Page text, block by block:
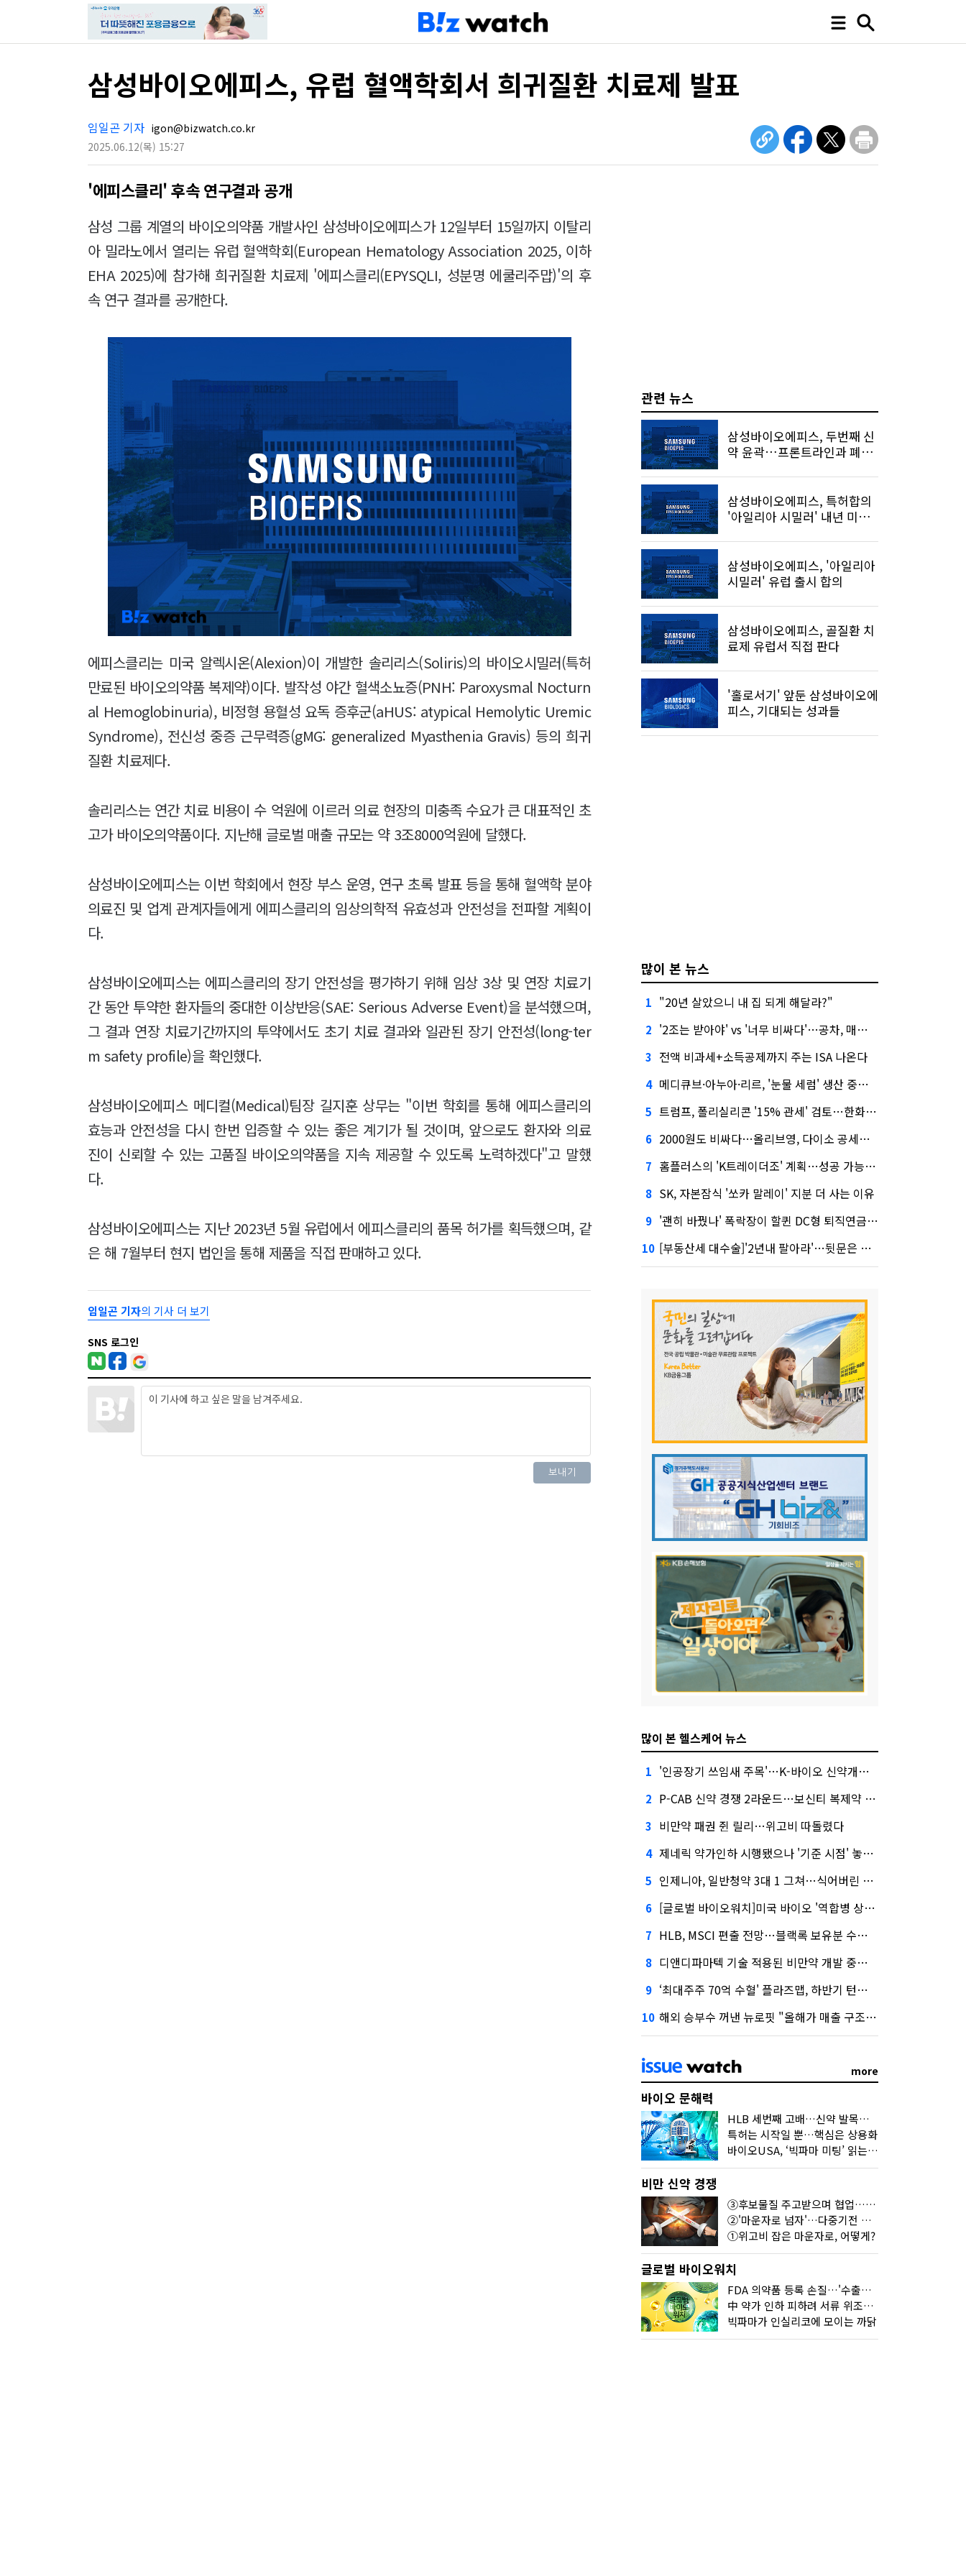
삼성바이오에피스, 유럽 혈액학회서 희귀질환 치료제 발표
임일곤 기자 igon@bizwatch.co.kr
2025.06.12(목) 15:27
'에피스클리' 후속 연구결과 공개
삼성 그룹 계열의 바이오의약품 개발사인 삼성바이오에피스가 12일부터 15일까지 이탈리
아 밀라노에서 열리는 유럽 혈액학회(European Hematology Association 2025, 이하
EHA 2025)에 참가해 희귀질환 치료제 '에피스클리(EPYSQLI, 성분명 에쿨리주맙)'의 후
속 연구 결과를 공개한다.
에피스클리는 미국 알렉시온(Alexion)이 개발한 솔리리스(Soliris)의 바이오시밀러(특허
만료된 바이오의약품 복제약)이다. 발작성 야간 혈색소뇨증(PNH: Paroxysmal Nocturn
al Hemoglobinuria), 비정형 용혈성 요독 증후군(aHUS: atypical Hemolytic Uremic
Syndrome), 전신성 중증 근무력증(gMG: generalized Myasthenia Gravis) 등의 희귀
질환 치료제다.
솔리리스는 연간 치료 비용이 수 억원에 이르러 의료 현장의 미충족 수요가 큰 대표적인 초
고가 바이오의약품이다. 지난해 글로벌 매출 규모는 약 3조8000억원에 달했다.
삼성바이오에피스는 이번 학회에서 현장 부스 운영, 연구 초록 발표 등을 통해 혈액학 분야
의료진 및 업계 관계자들에게 에피스클리의 임상의학적 유효성과 안전성을 전파할 계획이
다.
삼성바이오에피스는 에피스클리의 장기 안전성을 평가하기 위해 임상 3상 및 연장 치료기
간 동안 투약한 환자들의 중대한 이상반응(SAE: Serious Adverse Event)을 분석했으며,
그 결과 연장 치료기간까지의 투약에서도 초기 치료 결과와 일관된 장기 안전성(long-ter
m safety profile)을 확인했다.
삼성바이오에피스 메디컬(Medical)팀장 길지훈 상무는 "이번 학회를 통해 에피스클리의
효능과 안전성을 다시 한번 입증할 수 있는 좋은 계기가 될 것이며, 앞으로도 환자와 의료
진이 신뢰할 수 있는 고품질 바이오의약품을 지속 제공할 수 있도록 노력하겠다"고 말했
다.
삼성바이오에피스는 지난 2023년 5월 유럽에서 에피스클리의 품목 허가를 획득했으며, 같
은 해 7월부터 현지 법인을 통해 제품을 직접 판매하고 있다.
임일곤 기자의 기사 더 보기
SNS 로그인
관련 뉴스
삼성바이오에피스, 두번째 신
약 윤곽…프론트라인과 폐암
삼성바이오에피스, 특허합의
'아일리아 시밀러' 내년 미국
삼성바이오에피스, '아일리아
시밀러' 유럽 출시 합의
삼성바이오에피스, 골질환 치
료제 유럽서 직접 판다
'홀로서기' 앞둔 삼성바이오에
피스, 기대되는 성과들
많이 본 뉴스
1 "20년 살았으니 내 집 되게 해달라?"
2 '2조는 받아야' vs '너무 비싸다'…공차, 매각 성공할까
3 전액 비과세+소득공제까지 주는 ISA 나온다
4 메디큐브·아누아·리르, '눈물 세럼' 생산 중단한다
5 트럼프, 폴리실리콘 '15% 관세' 검토…한화큐셀·OCI 영향은?
6 2000원도 비싸다…올리브영, 다이소 공세에 '가성비'로 맞불
7 홈플러스의 'K트레이더조' 계획…성공 가능성은 '글쎄'
8 SK, 자본잠식 '쏘카 말레이' 지분 더 사는 이유
9 '괜히 바꿨나' 폭락장이 할퀸 DC형 퇴직연금…전문가 조언은
10 [부동산세 대수술]'2년내 팔아라'…뒷문은 열었다
많이 본 헬스케어 뉴스
1 '인공장기 쓰임새 주목'…K-바이오 신약개발 경쟁 후끈
2 P-CAB 신약 경쟁 2라운드…보신티 복제약 쏟아진다
3 비만약 패권 쥔 릴리…위고비 따돌렸다
4 제네릭 약가인하 시행됐으나 '기준 시점' 놓고 뿔난 업계
5 인제니아, 일반청약 3대 1 그쳐…식어버린 바이오 IPO
6 [글로벌 바이오워치]미국 바이오 '역합병 상장' 뜬다
7 HLB, MSCI 편출 전망…블랙록 보유분 수급 영향 주목
8 디앤디파마텍 기술 적용된 비만약 개발 중단…"기술력 문제 아냐"
9 ‘최대주주 70억 수혈' 플라즈맵, 하반기 턴어라운드 정조준
10 해외 승부수 꺼낸 뉴로핏 "올해가 매출 구조 변곡점"
more
바이오 문해력
HLB 세번째 고배…신약 발목잡는 '제조·품질'
특허는 시작일 뿐…핵심은 상용화
바이오USA, ‘빅파마 미팅’ 읽는 법
비만 신약 경쟁
③후보물질 주고받으며 협업…달라진 개발법
②'마운자로 넘자'…다중기전 경쟁 본격화
①위고비 잡은 마운자로, 어떻게?
글로벌 바이오워치
FDA 의약품 등록 손질…'수출기업 관리 강화'
中 약가 인하 피하려 서류 위조한 제약사
빅파마가 인실리코에 모이는 까닭